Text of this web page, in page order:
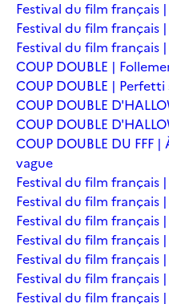
Festival du film français
Festival du film français
Festival du film français
COUP DOUBLE |
COUP DOUBLE |
COUP DOUBLE
COUP DOUBLE
COUP DOUBLE DU
vague
Festival du film français
Festival du film français
Festival du film français
Festival du film français
Festival du film français
Festival du film français
Festival du film français